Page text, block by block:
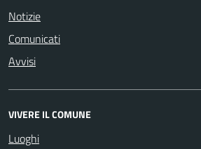
Notizie
Comunicati
Avvisi
VIVERE IL COMUNE
Luoghi